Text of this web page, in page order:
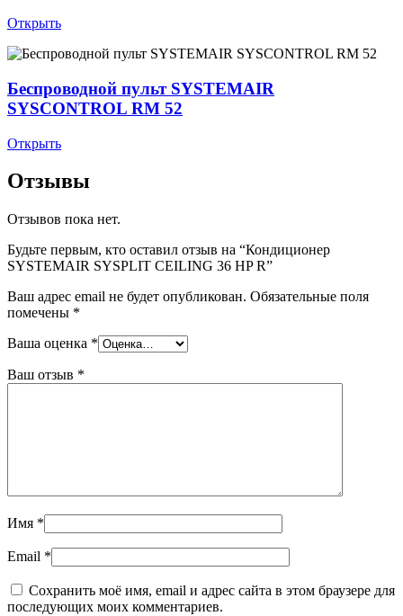
Открыть
Беспроводной пульт SYSTEMAIR
SYSCONTROL RM 52
Открыть
Отзывы
Отзывов пока нет.
Будьте первым, кто оставил отзыв на “Кондиционер
SYSTEMAIR SYSPLIT CEILING 36 HP R”
Ваш адрес email не будет опубликован. Обязательные поля
помечены *
Ваша оценка *
Ваш отзыв *
Имя *
Email *
Сохранить моё имя, email и адрес сайта в этом браузере для
последующих моих комментариев.